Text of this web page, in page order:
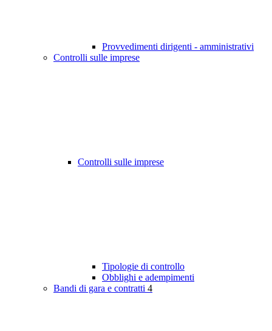
Provvedimenti dirigenti - amministrativi
Controlli sulle imprese
Controlli sulle imprese
Tipologie di controllo
Obblighi e adempimenti
Bandi di gara e contratti 4